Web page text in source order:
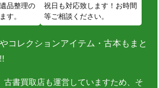
品整理の
す。
祝日も対応致します！お時間
等ご相談ください。
コレクションアイテム・古本もまと
古書買取店も運営していますため、そ